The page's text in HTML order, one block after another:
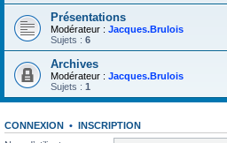
Présentations
Modérateur : Jacques.Brulois
Sujets : 6
Archives
Modérateur : Jacques.Brulois
Sujets : 1
CONNEXION • INSCRIPTION